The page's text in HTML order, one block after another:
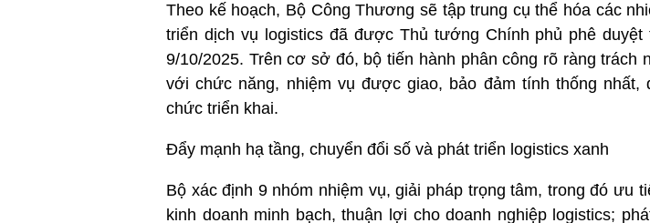
Theo kế hoạch, Bộ Công Thương sẽ tập trung cụ thể hóa các
triển dịch vụ logistics đã được Thủ tướng Chính phủ phê
9/10/2025. Trên cơ sở đó, bộ tiến hành phân công rõ ràng trách
với chức năng, nhiệm vụ được giao, bảo đảm tính thống
chức triển khai.
Đẩy mạnh hạ tầng, chuyển đổi số và phát triển logistics xanh
Bộ xác định 9 nhóm nhiệm vụ, giải pháp trọng tâm, trong đó ưu
kinh doanh minh bạch, thuận lợi cho doanh nghiệp logistics;